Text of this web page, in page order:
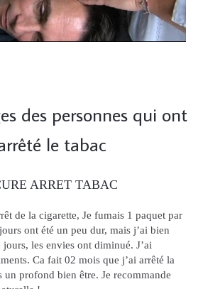
des personnes qui ont
le tabac
ARRET TABAC
de la cigarette, Je fumais 1 paquet par
ont été un peu dur, mais j’ai bien
les envies ont diminué. J’ai
Ca fait 02 mois que j’ai arrêté la
un profond bien être. Je recommande